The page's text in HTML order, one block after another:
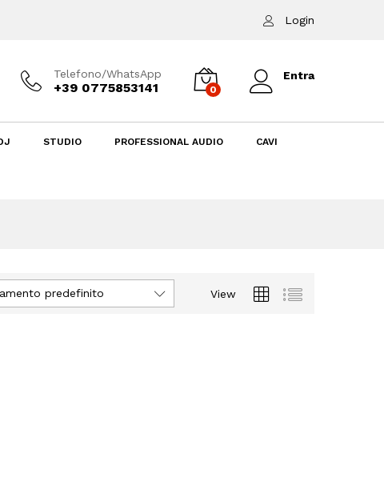
Login
Telefono/WhatsApp
+39 0775853141 0
Entra
STUDIO PROFESSIONAL AUDIO CAVI
View
predefinito